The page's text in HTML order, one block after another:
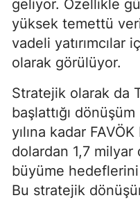
geliyor. Özellikle
yüksek temettü
vadeli yatırımcılar
olarak görülüyor.
Stratejik olarak da
başlattığı
yılına kadar
dolardan 1,7
büyüme
Bu stratejik